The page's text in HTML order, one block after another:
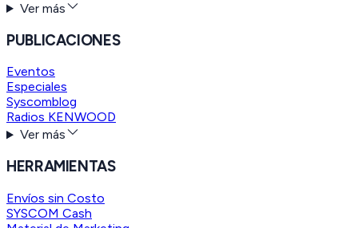
Ver más
PUBLICACIONES
Eventos
Especiales
Syscomblog
Radios KENWOOD
Ver más
HERRAMIENTAS
Envíos sin Costo
SYSCOM Cash